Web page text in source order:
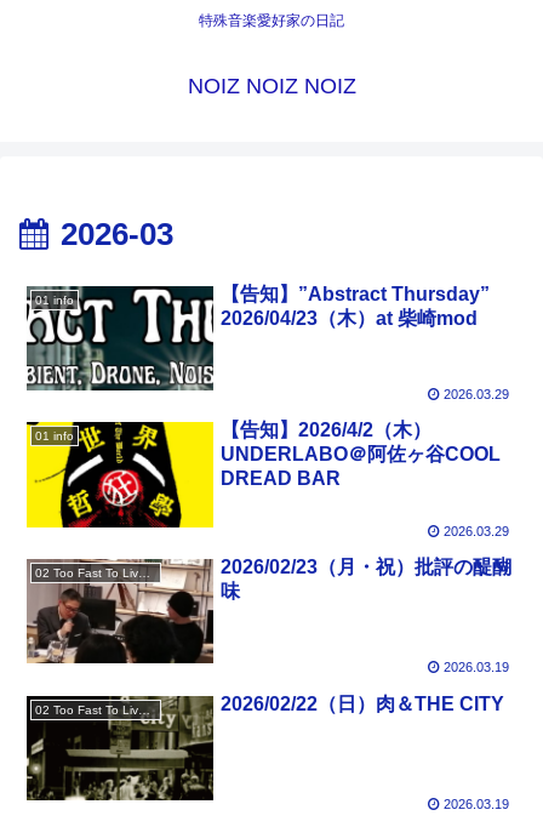
特殊音楽愛好家の日記
NOIZ NOIZ NOIZ
2026-03
01 info
【告知】”Abstract Thursday”
2026/04/23（木）at 柴崎mod
2026.03.29
01 info
【告知】2026/4/2（木）
UNDERLABO＠阿佐ヶ谷COOL
DREAD BAR
2026.03.29
2026/02/23（月・祝）批評の醍醐
味
2026.03.19
2026/02/22（日）肉＆THE CITY
2026.03.19